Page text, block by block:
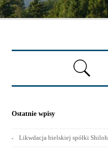
Ostatnie wpisy
Likwdacja bielskiej spółki Shiloh